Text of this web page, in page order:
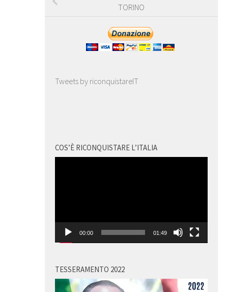
TORINO
Tweets by riconquistareIT
COS’È RICONQUISTARE L’ITALIA
00:00 01:49
TESSERAMENTO 2022